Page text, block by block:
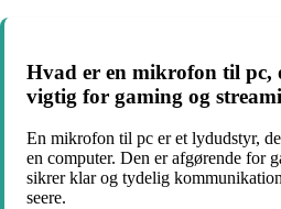
Hvad er en mikrofon til pc,
vigtig for gaming og
En mikrofon til pc er et lydudstyr,
en computer. Den er afgørende for
sikrer klar og tydelig
seere.